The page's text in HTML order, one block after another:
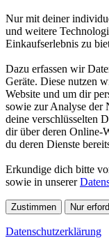
Nur mit deiner
und weitere
Einkaufserlebnis zu
Dazu erfassen wir
Geräte. Diese nutzen
Website und um dir
sowie zur Analyse der
deine verschlüsselten
dir über deren Online-
du deren Dienste
Erkundige dich bitte
sowie in unserer
Zustimmen Nur
Datenschutzerklärung